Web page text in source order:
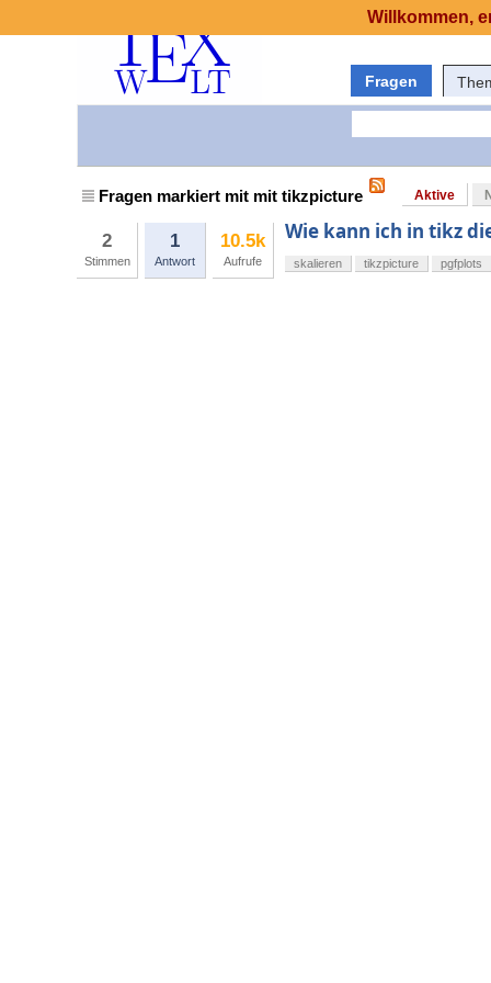
Fragen
Fragen markiert mit mit tikzpicture Aktive
2
Stimmen
1
Antwort
10.5k
Aufrufe
Wie kann ich in tikz
skalieren tikzpicture pgfplots
Willkommen,